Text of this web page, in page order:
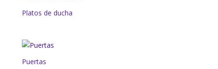
Platos de ducha
Puertas